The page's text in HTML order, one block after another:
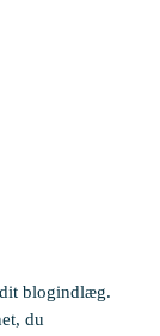
blogindlæg.
du